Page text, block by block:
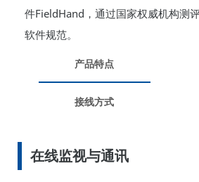
件FieldHand，通过国家权威机构测
软件规范。
产品特点
接线方式
在线监视与通讯